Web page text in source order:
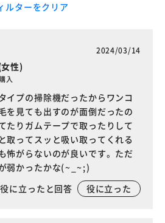
ルターをクリア
2024/03/14
性)
入
イプの掃除機だったからワンコ
を見ても出すのが面倒だったの
たりガムテープで取ったりして
取ってスッと吸い取ってくれる
怖がらないのが良いです。ただ
弱かったかな(⁠~⁠_⁠~⁠;⁠)
に立ったと回答 役に立った